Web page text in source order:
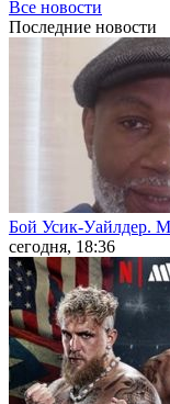
Все новости
Последние новости
Бой Усик-Уайлдер.
сегодня, 18:36